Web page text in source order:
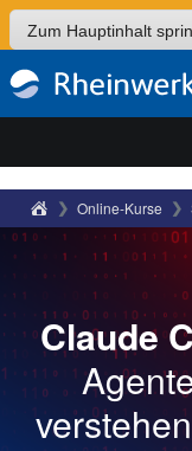
Zum Hauptinhalt
Sommer-
Rheinwerk Verlag
Online-Kurse
Claude